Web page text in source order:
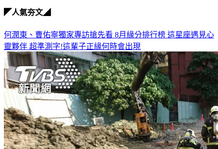
◤人氣夯文◢
何潤東、曹佑寧獨家專訪搶先看 8月緣分排行榜 這星座遇見心
靈夥伴 超準測字!這輩子正緣何時會出現